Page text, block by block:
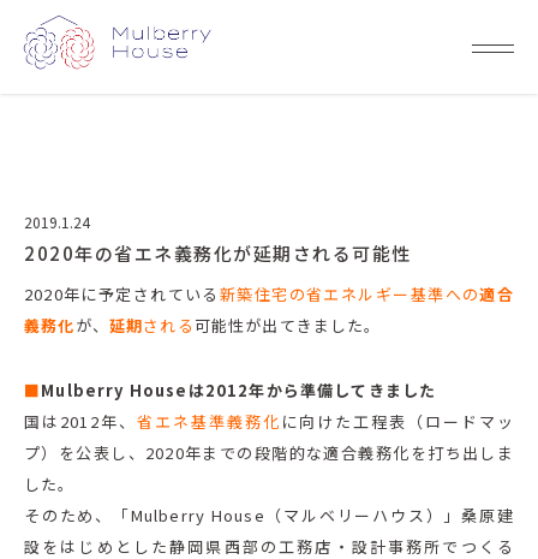
2019.1.24
2020年の省エネ義務化が延期される可能性
2020年に予定されている 新築住宅の省エネルギー基準への適合
義務化が、 延期される 可能性が出てきました。
■Mulberry Houseは2012年から準備してきました
国は2012年、 省エネ基準義務化 に向けた工程表（ロードマッ
プ）を公表し、2020年までの段階的な適合義務化を打ち出しま
した。
そのため、「Mulberry House（マルベリーハウス）」桑原建
設をはじめとした静岡県西部の工務店・設計事務所でつくる